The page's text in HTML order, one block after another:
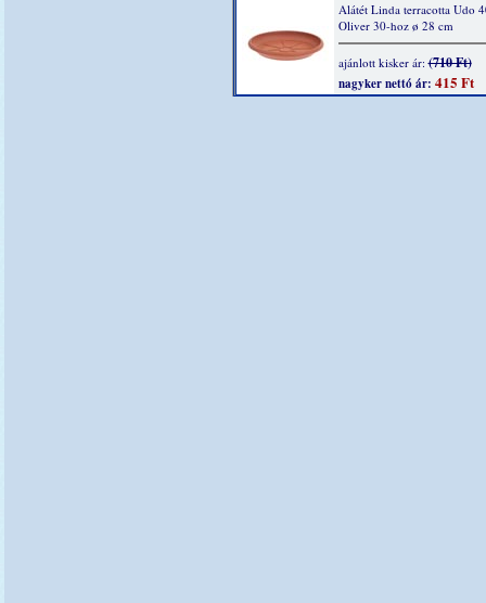
Alátét Linda terracotta Udo
Oliver 30-hoz ø 28 cm
ajánlott kisker ár:(710 Ft)
nagyker nettó ár: 415 Ft